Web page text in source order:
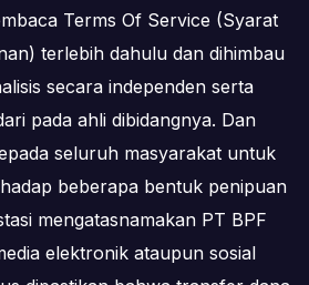
Terms Of Service (Syarat
terlebih dahulu dan dihimbau
secara independen serta
pada ahli dibidangnya. Dan
seluruh masyarakat untuk
beberapa bentuk penipuan
mengatasnamakan PT BPF
elektronik ataupun sosial